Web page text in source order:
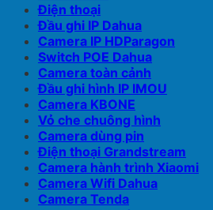
Điện thoại
Đầu ghi IP Dahua
Camera IP HDParagon
Switch POE Dahua
Camera toàn cảnh
Đầu ghi hình IP IMOU
Camera KBONE
Vỏ che chuông hình
Camera dùng pin
Điện thoại Grandstream
Camera hành trình Xiaomi
Camera Wifi Dahua
Camera Tenda